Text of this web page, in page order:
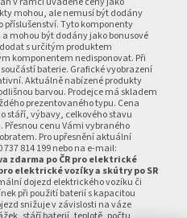
mohou, ale nemusí být dodány
příslušenství. Tyto komponenty
mohou být dodány jako bonusové
s určitým produktem
komponentem nedisponovat. Při
baterie. Grafické vyobrazení
Aktuálně nabízené produkty
barvou. Prodejce má skladem
prezentovaného typu. Cena
stáří, výbavy, celkového stavu
cenu Vámi vybraného
Pro upřesnění aktuální
814 199 nebo na e-mail:
zdarma po ČR pro elektrické
elektrické vozíky a skútry po SR
dojezd elektrického vozíku či
při použití baterií s kapacitou
snižuje v závislosti na váze